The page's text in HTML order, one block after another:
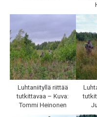
Luhtaniityllä riittää
tutkittavaa – Kuva:
Tommi Heinonen